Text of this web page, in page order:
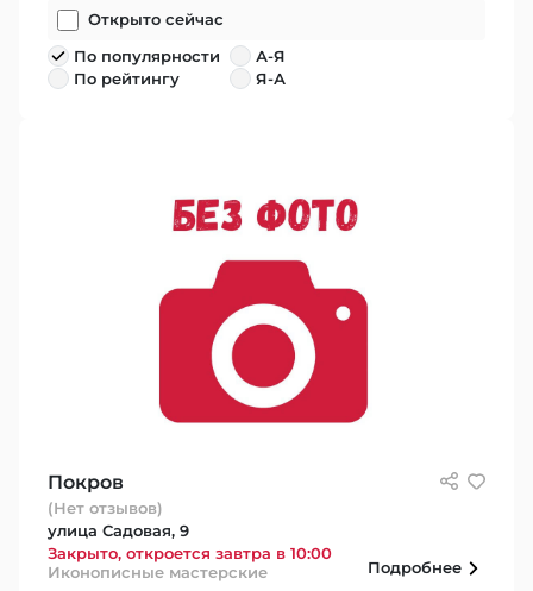
Открыто сейчас
По популярности
По рейтингу
А-Я
Я-А
Покров
(Нет отзывов)
улица Садовая, 9
Закрыто, откроется завтра в 10:00
Иконописные мастерские
Подробнее